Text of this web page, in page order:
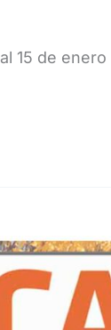
15 de enero